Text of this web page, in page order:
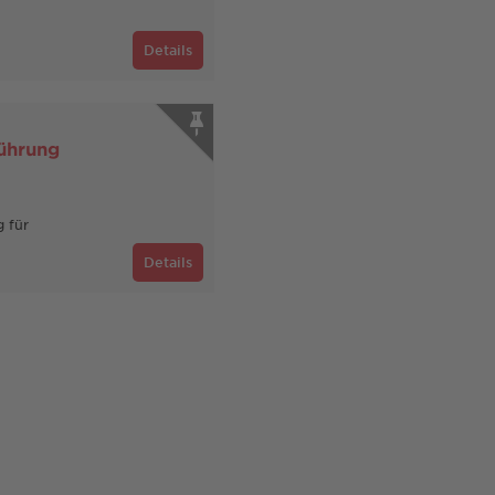
Details
für
Details